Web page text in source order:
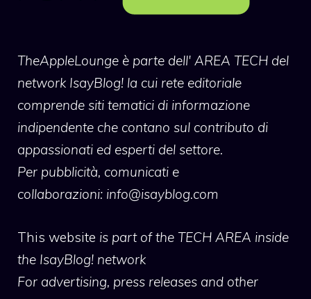
TheAppleLounge è parte dell' AREA TECH del
network IsayBlog! la cui rete editoriale
comprende siti tematici di informazione
indipendente che contano sul contributo di
appassionati ed esperti del settore.
Per pubblicità, comunicati e
collaborazioni: info@isayblog.com
This website is part of the TECH AREA inside
the IsayBlog! network
For advertising, press releases and other